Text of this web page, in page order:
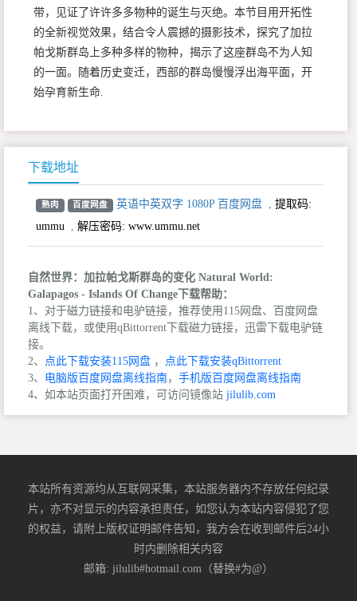
带，见证了许许多多物种的诞生与灭绝。本节目用开拓性
的全新视觉效果，结合令人震撼的摄影技术，探究了加拉
帕戈斯群岛上多种多样的物种，揭示了这座群岛不为人知
的一面。随着历史变迁，西部的群岛慢慢浮出海平面，开
始孕育新生命.
下载地址
熟肉 百度网盘 英语中英双字 1080P 百度网盘 , 提取码:
ummu , 解压密码: www.ummu.net
自然世界：加拉帕戈斯群岛的变化 Natural World:
Galapagos - Islands Of Change下载帮助：
1、对于磁力链接和电驴链接，推荐使用115网盘、百度网盘
离线下载，或使用qBittorrent下载磁力链接，迅雷下载电驴链
接。
2、 点此下载安装115网盘 ， 点此下载安装qBittorrent
3、 电脑版百度网盘离线指南， 手机版百度网盘离线指南
4、如本站页面打开困难，可访问镜像站 jilulib.com
本站所有资源均从互联网采集，本站服务器内不存放任何纪录
片，亦不对显示的内容承担责任，如您认为本站内容侵犯了您
的权益，请附上版权证明邮件告知，我方会在收到邮件后24小
时内删除相关内容
邮箱: jilulib#hotmail.com（替换#为@）